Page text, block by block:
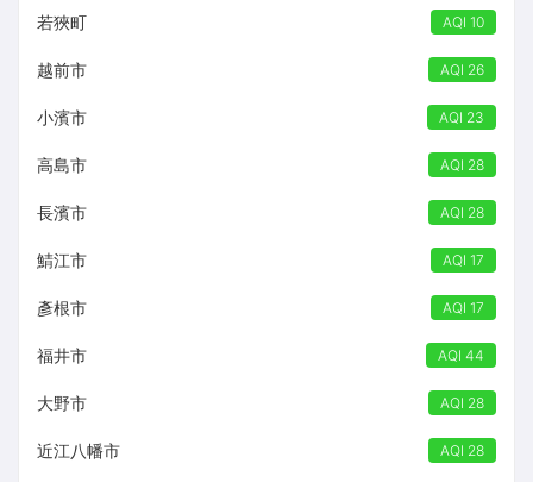
若狹町 AQI 10
越前市 AQI 26
小濱市 AQI 23
高島市 AQI 28
長濱市 AQI 28
鯖江市 AQI 17
彥根市 AQI 17
福井市 AQI 44
大野市 AQI 28
近江八幡市 AQI 28